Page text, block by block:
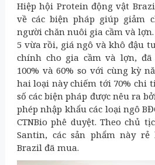
Hiệp hội Protein động vật
về các biện pháp giúp giảm
người chăn nuôi gia cầm và
5 vừa rồi, giá ngô và khô đậu
chính cho gia cầm và lợn,
100% và 60% so với cùng kỳ
hai loại này chiếm tới 70% chi
số các biện pháp được nêu ra
phép nhập khẩu các loại ngô
CTNBio phê duyệt. Theo chủ
Santin, các sản phẩm này
Brazil đã mua.